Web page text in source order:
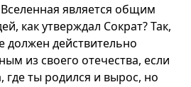
является общим
как утверждал Сократ? Так,
должен действительно
из своего отечества, если
где ты родился и вырос, но